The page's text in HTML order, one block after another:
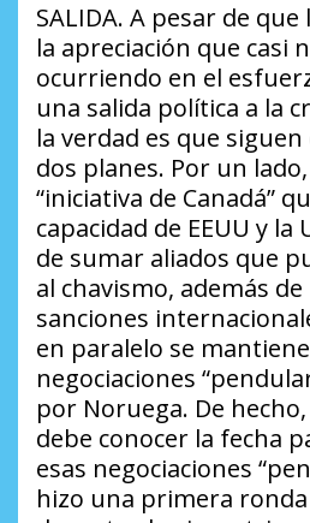
SALIDA. A pesar de
la apreciación que casi
ocurriendo en el
una salida política a la
la verdad es que
dos planes. Por un
“iniciativa de Canadá”
capacidad de EEUU y
de sumar aliados que
al chavismo, además
sanciones
en paralelo se
negociaciones
por Noruega. De
debe conocer la fecha
esas negociaciones
hizo una primera